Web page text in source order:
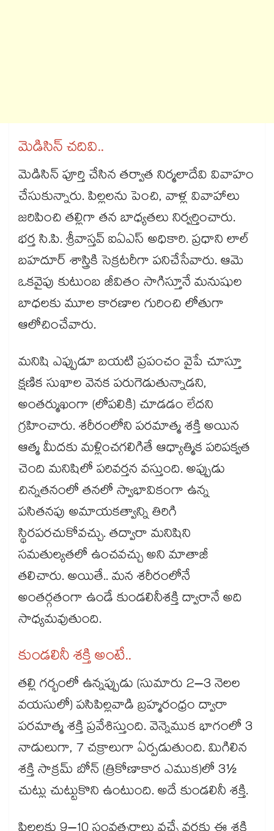
మెడిసిన్ చదివి..
మెడిసిన్ పూర్తి చేసిన తర్వాత నిర్మలాదేవి వివాహం
చేసుకున్నారు. పిల్లలను పెంచి, వాళ్ల వివాహాలు
జరిపించి తల్లిగా తన బాధ్యతలు నిర్వర్తించారు.
భర్త సి.పి. శ్రీవాస్తవ్ ఐఏఎస్ అధికారి. ప్రధాని లాల్
బహదూర్ శాస్త్రికి సెక్రటరీగా పనిచేసేవారు. ఆమె
ఒకవైపు కుటుంబ జీవితం సాగిస్తూనే మనుషుల
బాధలకు మూల కారణాల గురించి లోతుగా
ఆలోచించేవారు.
మనిషి ఎప్పుడూ బయటి ప్రపంచం వైపే చూస్తూ
క్షణిక సుఖాల వెనక పరుగెడుతున్నాడని,
అంతర్ముఖంగా (లోపలికి) చూడడం లేదని
గ్రహించారు. శరీరంలోని పరమాత్మ శక్తి అయిన
ఆత్మ మీదకు మళ్లించగలిగితే ఆధ్యాత్మిక పరిపక్వత
చెంది మనిషిలో పరివర్తన వస్తుంది. అప్పుడు
చిన్నతనంలో తనలో స్వాభావికంగా ఉన్న
పసితనపు అమాయకత్వాన్ని తిరిగి
స్థిరపరచుకోవచ్చు. తద్వారా మనిషిని
సమతుల్యతలో ఉంచవచ్చు అని మాతాజీ
తలిచారు. అయితే.. మన శరీరంలోనే
అంతర్గతంగా ఉండే కుండలినీశక్తి ద్వారానే అది
సాధ్యమవుతుంది.
కుండలినీ శక్తి అంటే..
తల్లి గర్భంలో ఉన్నప్పుడు (సుమారు 2–3 నెలల
వయసులో) పసిపిల్లవాడి బ్రహ్మరంధ్రం ద్వారా
పరమాత్మ శక్తి ప్రవేశిస్తుంది. వెన్నెముక భాగంలో 3
నాడులుగా, 7 చక్రాలుగా ఏర్పడుతుంది. మిగిలిన
శక్తి సాక్రమ్ బోన్ (త్రికోణాకార ఎముక)లో 3½
చుట్లు చుట్టుకొని ఉంటుంది. అదే కుండలినీ శక్తి.